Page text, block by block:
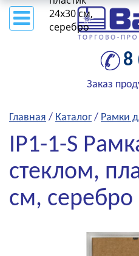
8
Заказ
Главная / Каталог / Рамки
IP1-1-S
стеклом,
см, серебро
24x30 см,
серебро